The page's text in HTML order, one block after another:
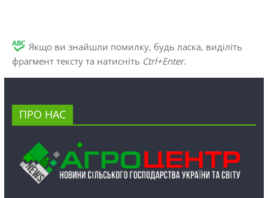
Якщо ви знайшли помилку, будь ласка, виділіть
фрагмент тексту та натисніть Ctrl+Enter.
ПРО НАС